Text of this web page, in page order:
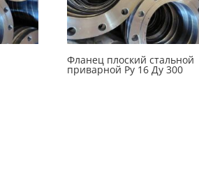
Фланец плоский стальной
приварной Ру 16 Ду 300